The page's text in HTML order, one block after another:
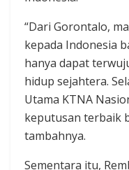
“Dari Gorontalo,
kepada Indonesia
hanya dapat
hidup sejahtera.
Utama KTNA
keputusan terbaik
tambahnya.
Sementara itu,